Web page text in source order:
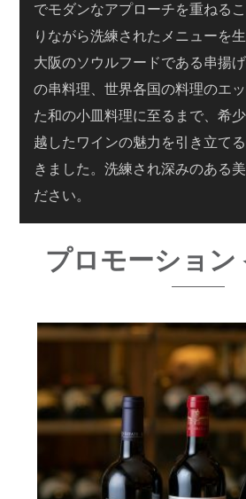
でモダンなアプローチを重ねる
りながら洗練されたメニューを
大阪のソウルフードである串揚
の串料理、世界各国の料理のエ
た和の小皿料理に至るまで、希
越したワインの魅力を引き立て
きました。洗練され深みのある
ださい。
プロモーション